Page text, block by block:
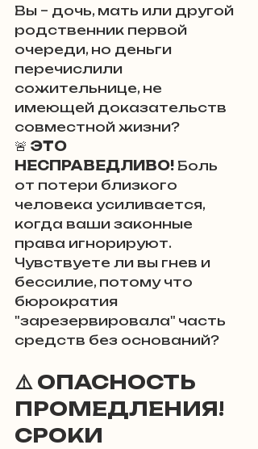
Вы – дочь, мать или другой
родственник первой
очереди, но деньги
перечислили
сожительнице, не
имеющей доказательств
совместной жизни?
🚨 ЭТО
НЕСПРАВЕДЛИВО! Боль
от потери близкого
человека усиливается,
когда ваши законные
права игнорируют.
Чувствуете ли вы гнев и
бессилие, потому что
бюрократия
"зарезервировала" часть
средств без оснований?
⚠️ ОПАСНОСТЬ
ПРОМЕДЛЕНИЯ!
СРОКИ